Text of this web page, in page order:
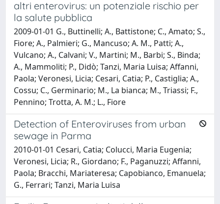
altri enterovirus: un potenziale rischio per
la salute pubblica
2009-01-01 G., Buttinelli; A., Battistone; C., Amato; S.,
Fiore; A., Palmieri; G., Mancuso; A. M., Patti; A.,
Vulcano; A., Calvani; V., Martini; M., Barbi; S., Binda;
A., Mammoliti; P., Didò; Tanzi, Maria Luisa; Affanni,
Paola; Veronesi, Licia; Cesari, Catia; P., Castiglia; A.,
Cossu; C., Germinario; M., La bianca; M., Triassi; F.,
Pennino; Trotta, A. M.; L., Fiore
Detection of Enteroviruses from urban
sewage in Parma
2010-01-01 Cesari, Catia; Colucci, Maria Eugenia;
Veronesi, Licia; R., Giordano; F., Paganuzzi; Affanni,
Paola; Bracchi, Mariateresa; Capobianco, Emanuela;
G., Ferrari; Tanzi, Maria Luisa